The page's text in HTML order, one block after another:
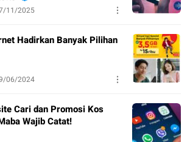
11/2025
Hadirkan Banyak Pilihan
06/2024
Cari dan Promosi Kos
Wajib Catat!